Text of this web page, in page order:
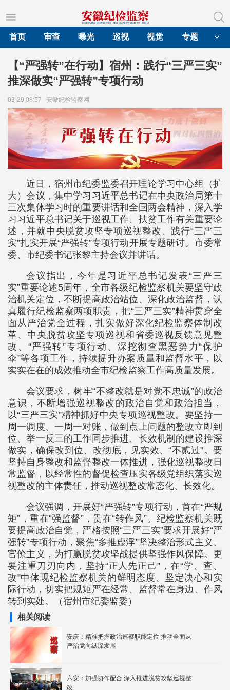
首页
审查 曝光 巡视 视觉 专题
【“严强转”在行动】宿州：践行“三严三实”
推深做实“严强转”专项行动
03-29 08:57 安徽纪检监察网
近日，宿州市纪委监委召开理论学习中心组（扩
大）会议，集中学习习近平总书记在中央政治局第十
三次集体学习时的重要讲话和全国两会精神，深入学
习习近平总书记关于巡视工作、扶贫工作有关重要论
述，并就中央脱贫攻坚专项巡视整改、践行“三严三
实”扎实开展“严强转”专项行动开展专题研讨。市委常
委、市纪委书记张黎主持会议并讲话。
会议指出，今年是习近平总书记发表“三严三
实”重要论述5周年，全市各级纪检监察机关要坚守政
治机关定位，不断提高政治站位、深化政治监督，认
真履行纪检监察两项职责，把“三严三实”精神贯穿全
面从严治党全过程，扎实做好深化纪检监察体制改
革、中央脱贫攻坚专项巡视和省委巡视反馈意见整
改、“严强转”专项行动、深挖彻查黑恶势力“保护
伞”等各项工作，持续提升办案质量和监督水平，以
实实在在的成效推动全市纪检监察工作高质量发展。
会议要求，树牢“不整改就是对党不忠诚”的政治
意识，不断增强巡视整改的政治自觉和政治担当，
以“三严三实”精神抓好中央专项巡视整改。要坚持一
周一调度、一周一对账，做到点上问题的整改立即到
位、举一反三的工作同步推进、长效机制的建设推深
做实，确保改到位、改彻底，见实效、“不贰过”。要
坚持自身整改和监督整改一体推进，强化巡视整改日
常监督，以经常性的督促检查压实各级党组织落实巡
视整改的主体责任，推动巡视整改常态化、长效化。
会议强调，开展好“严强转”专项行动，首在“严规
矩”，重在“强监督”，贵在“转作风”。纪检监察机关既
要提高政治自觉，严格按照“三严三实”要求开展好“严
强转”专项行动，聚焦“多推虚浮”坚决整治形式主义、
官僚主义，为打赢脱贫攻坚战提供坚强作风保障。更
要注重刀刃向内，坚持“正人先正己”，在“学、查、
改”中体现纪检监察机关的鲜明态度、坚定决心和实
际行动，切实把规矩严在经常、监督常在身边、作风
转到实处。（宿州市纪委监委）
相关阅读
安庆：精准把握政治巡察职能定位 推动全面从
严治党向纵深发展
六安：加强协作配合 深入推进脱贫攻坚巡视整
改